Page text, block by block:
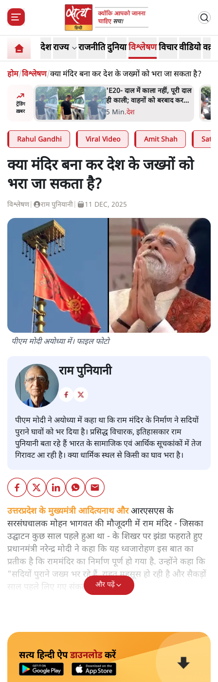
देशराज्य राजनीतिदुनियाविश्लेषणविचारवीडियो
होम/विश्लेषण/क्या मंदिर बना कर देश के जख्मों को भरा जा सकता है?
ट्रेंडिंग
ख़बर
पूरी दाल
कर
BJP और मोदी ‘गॉडफादर’ भागवत
की Gen Z पर सलाह मानेंः
अभिजीत दिपके
5 Min.देश
Rahul Gandhi Viral Video Amit Shah
क्या मंदिर बना कर देश के जख्मों को
भरा जा सकता है?
विश्लेषण| राम पुनियानी 11 DEC, 2025
पीएम मोदी अयोध्या में। फाइल फोटो
राम पुनियानी
पीएम मोदी ने अयोध्या में कहा था कि राम मंदिर के निर्माण ने सदियों
पुराने घावों को भर दिया है। प्रसिद्ध विचारक, इतिहासकार राम
पुनियानी बता रहे हैं भारत के सामाजिक एवं आर्थिक सूचकांकों में तेज
गिरावट आ रही है। क्या धार्मिक स्थल से किसी का घाव भरा है।
उत्तरप्रदेश के मुख्यमंत्री आदित्यनाथ औरआरएसएस के
सरसंघचालक मोहन भागवत की मौजूदगी में राम मंदिर - जिसका
उद्घाटन कुछ साल पहले हुआ था - के शिखर पर झंडा फहराते हुए
प्रधानमंत्री नरेन्द्र मोदी ने कहा कि यह ध्वजारोहण इस बात का
प्रतीक है कि राममंदिर का निर्माण पूर्ण हो गया है. उन्होंने कहा कि
"सदियों पुराने जख्म भर रहे हैं, राहत महसूस हो रही है और सैकड़ों
साल पहले लिए गए संकल्प पूरे हो रहे हैं!"
और पढ़ें
सत्य हिन्दी ऐपडाउनलोडकरें